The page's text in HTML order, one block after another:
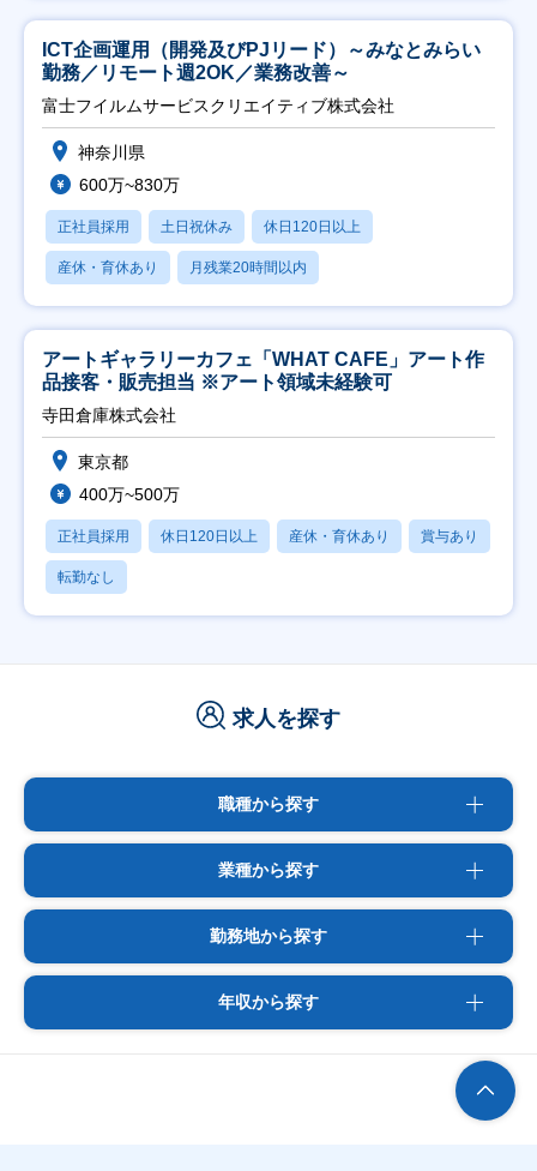
ICT企画運用（開発及びPJリード）～みなとみらい
勤務／リモート週2OK／業務改善～
富士フイルムサービスクリエイティブ株式会社
神奈川県
600万~830万
正社員採用 土日祝休み 休日120日以上
産休・育休あり 月残業20時間以内
アートギャラリーカフェ「WHAT CAFE」アート作
品接客・販売担当 ※アート領域未経験可
寺田倉庫株式会社
東京都
400万~500万
正社員採用 休日120日以上 産休・育休あり 賞与あり
転勤なし
求人を探す
職種から探す
業種から探す
勤務地から探す
年収から探す